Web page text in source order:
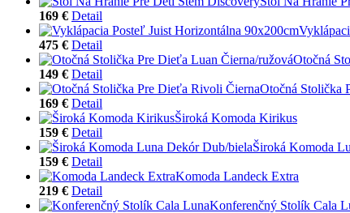
169 € Detail
475 € Detail
Otočná
149 € Detail
Otočná Stolička
169 € Detail
Široká Komoda Kirikus
159 € Detail
Široká Komoda
159 € Detail
Komoda Landeck Extra
219 € Detail
Konferenčný Stolík Cala